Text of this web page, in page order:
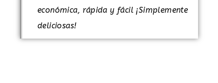
económica, rápida y fácil ¡Simplemente
deliciosas!